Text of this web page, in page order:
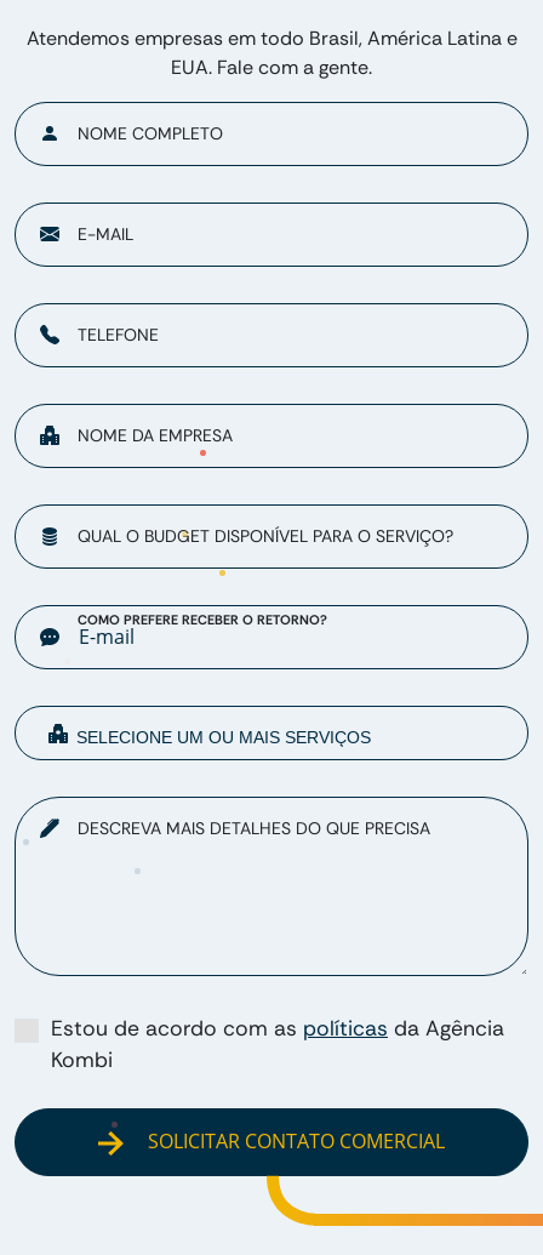
Atendemos empresas em todo Brasil, América Latina e
EUA. Fale com a gente.
NOME COMPLETO
E-MAIL
TELEFONE
NOME DA EMPRESA
QUAL O BUDGET DISPONÍVEL PARA O SERVIÇO?
COMO PREFERE RECEBER O RETORNO?
DESCREVA MAIS DETALHES DO QUE PRECISA
Estou de acordo com as políticas da Agência
Kombi
SOLICITAR CONTATO COMERCIAL